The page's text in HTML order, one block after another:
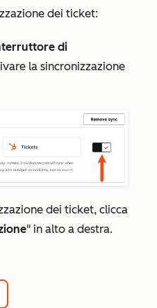
dei ticket:
di
la sincronizzazione
dei ticket, clicca
" in alto a destra.